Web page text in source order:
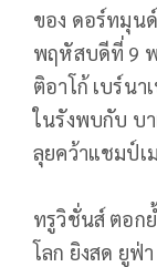
ของ ดอร์ทมุน
พฤหัสบดีที่ 9
ติอาโก้ เบร์นา
ในรังพบกับ บ
ลุยคว้าแชมป์เ
ทรูวิชั่นส์ ตอก
โลก ยิงสด ยูฟ่